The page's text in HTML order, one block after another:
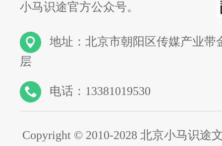
小马识途官方公众号。
地址：北京市朝阳区传媒产业带
层
电话：13381019530
Copyright © 2010-2028 北京小马识途